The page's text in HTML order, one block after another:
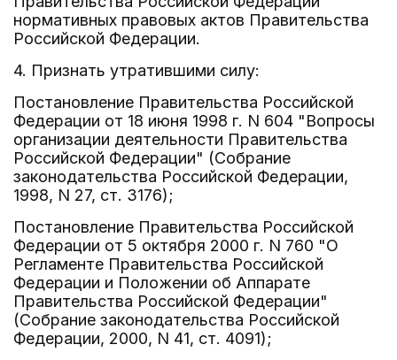
нормативных правовых актов Правительства
Российской Федерации.
4. Признать утратившими силу:
Постановление Правительства Российской
Федерации от 18 июня 1998 г. N 604 "Вопросы
организации деятельности Правительства
Российской Федерации" (Собрание
законодательства Российской Федерации,
1998, N 27, ст. 3176);
Постановление Правительства Российской
Федерации от 5 октября 2000 г. N 760 "О
Регламенте Правительства Российской
Федерации и Положении об Аппарате
Правительства Российской Федерации"
(Собрание законодательства Российской
Федерации, 2000, N 41, ст. 4091);